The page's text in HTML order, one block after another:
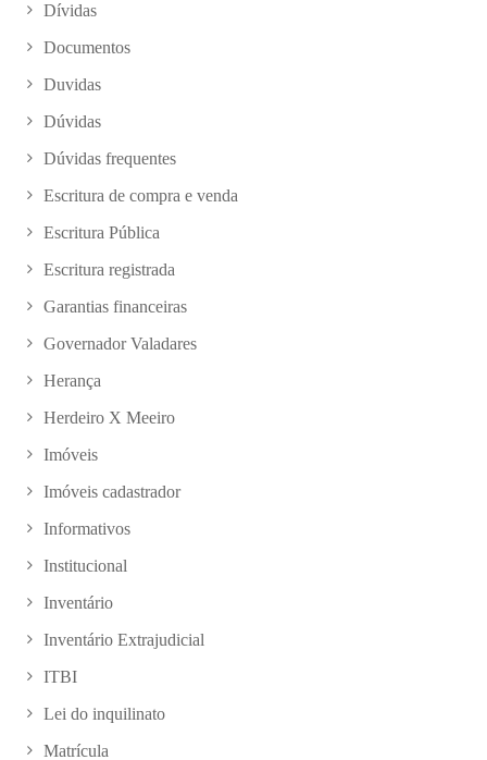
Dívidas
Documentos
Duvidas
Dúvidas
Dúvidas frequentes
Escritura de compra e venda
Escritura Pública
Escritura registrada
Garantias financeiras
Governador Valadares
Herança
Herdeiro X Meeiro
Imóveis
Imóveis cadastrador
Informativos
Institucional
Inventário
Inventário Extrajudicial
ITBI
Lei do inquilinato
Matrícula